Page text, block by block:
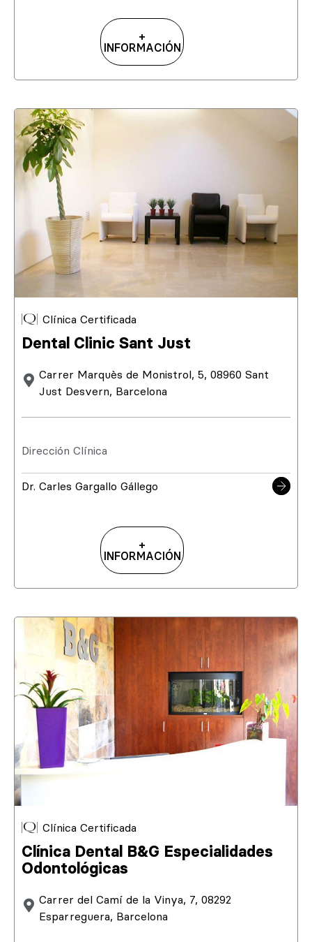
+
INFORMACIÓN
Clínica Certificada
Dental Clinic Sant Just
Carrer Marquès de Monistrol, 5, 08960 Sant
Just Desvern, Barcelona
Dirección Clínica
Dr. Carles Gargallo Gállego
+
INFORMACIÓN
Clínica Certificada
Clínica Dental B&G Especialidades
Odontológicas
Carrer del Camí de la Vinya, 7, 08292
Esparreguera, Barcelona